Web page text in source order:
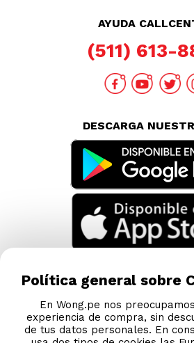
AYUDA
(511) 613-
DESCARGA
Política general sobre
En Wong.pe nos
experiencia de compra, sin
de tus datos personales. En